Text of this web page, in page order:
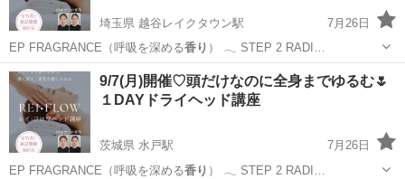
埼玉県 越谷レイクタウン駅
7月26日
EP FRAGRANCE（呼吸を深める香り ） 𓂃 STEP 2 RADI…
埼玉 川越市 越谷レイクタウン駅 ヘッド
9/7(月)開催♡頭だけなのに全身までゆるむ🌷
１DAYドライヘッド講座
茨城県 水戸駅
7月26日
EP FRAGRANCE（呼吸を深める香り ） 𓂃 STEP 2 RADI…